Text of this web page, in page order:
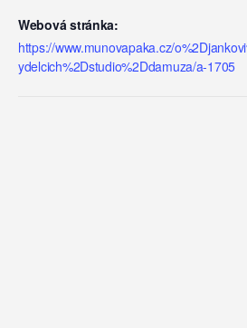
Webová stránka:
https://www.munovapaka.cz/
ydelcich%2Dstudio%2Ddamuza/a-1705